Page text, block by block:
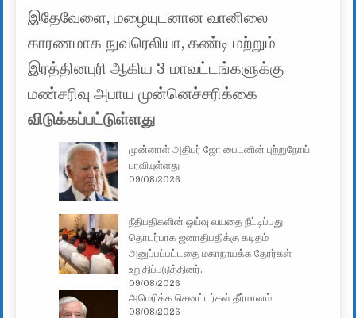
இதேவேளை, மழையுடனான வானிலை
காரணமாக நுவரெலியா, கண்டி மற்றும்
இரத்தினபுரி ஆகிய 3 மாவட்டங்களுக்கு
மண்சரிவு அபாய முன்னெச்சரிக்கை
விடுக்கப்பட்டுள்ளது
முன்னாள் அதிபர் ஜோ பைடனின் புற்றுநோய்
பரவியுள்ளது
09/08/2026
நீதிபதிகளின் ஓய்வு வயதை நீட்டிப்பது
தொடர்பாக ஜனாதிபதிக்கு கடிதம்
அனுப்பப்பட்டதை மகாநாயக்க தேரர்கள்
உறுதிப்படுத்தினர்.
09/08/2026
அமெரிக்க செனட்டர்கள் தீர்மானம்
08/08/2026